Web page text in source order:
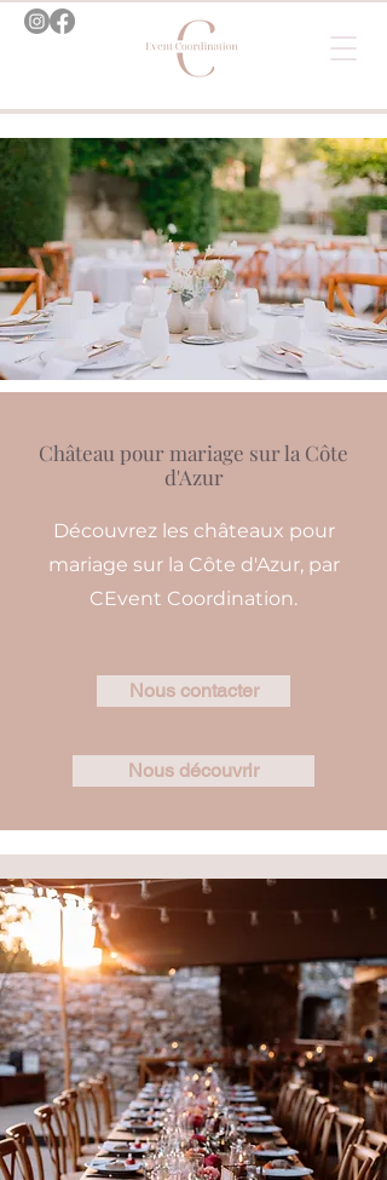
Château pour mariage sur la Côte
d'Azur
Découvrez les châteaux pour
mariage sur la Côte d'Azur, par
CEvent Coordination.
Nous contacter
Nous découvrir